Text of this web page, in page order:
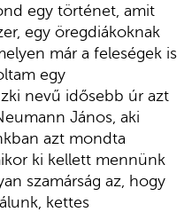
egy történet, amit
egy öregdiákoknak
már a feleségek is
egy
nevű idősebb úr azt
János, aki
azt mondta
ki kellett mennünk
szamárság az, hogy
kettes